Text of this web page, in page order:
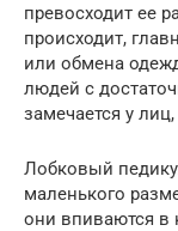
превосходит ее
происходит,
или обмена
людей с
замечается у
Лобковый
маленького
они впиваются в